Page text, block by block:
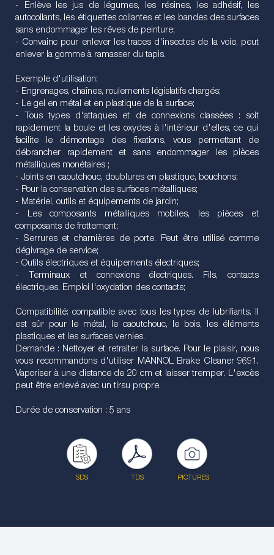
- Enlève les jus de légumes, les résines, les adhésif, les
autocollants, les étiquettes collantes et les bandes des surfaces
sans endommager les rêves de peinture;
- Convainc pour enlever les traces d'insectes de la voie, peut
enlever la gomme à ramasser du tapis.
Exemple d'utilisation:
- Engrenages, chaînes, roulements législatifs chargés;
- Le gel en métal et en plastique de la surface;
- Tous types d'attaques et de connexions classées : soit
rapidement la boule et les oxydes à l'intérieur d'elles, ce qui
facilite le démontage des fixations, vous permettant de
débrancher rapidement et sans endommager les pièces
métalliques monétaires ;
- Joints en caoutchouc, doublures en plastique, bouchons;
- Pour la conservation des surfaces métalliques;
- Matériel, outils et équipements de jardin;
- Les composants métalliques mobiles, les pièces et
composants de frottement;
- Serrures et charnières de porte. Peut être utilisé comme
dégivrage de service;
- Outils électriques et équipements électriques;
- Terminaux et connexions électriques. Fils, contacts
électriques. Emploi l'oxydation des contacts;
Compatibilité: compatible avec tous les types de lubrifiants. Il
est sûr pour le métal, le caoutchouc, le bois, les éléments
plastiques et les surfaces vernies.
Demande : Nettoyer et retraiter la surface. Pour le plaisir, nous
vous recommandons d'utiliser MANNOL Brake Cleaner 9691.
Vaporiser à une distance de 20 cm et laisser tremper. L'excès
peut être enlevé avec un tirsu propre.
Durée de conservation : 5 ans
SDS TDS PICTURES